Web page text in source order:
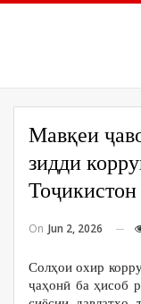
Мавқеи
зидди
Тоҷикистон
On Jun 2, 2026
Солҳои охир
ҷаҳонӣ ба ҳисоб